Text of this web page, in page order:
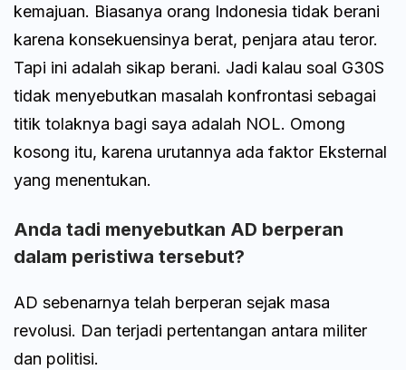
kemajuan. Biasanya orang Indonesia tidak berani
karena konsekuensinya berat, penjara atau teror.
Tapi ini adalah sikap berani. Jadi kalau soal G30S
tidak menyebutkan masalah konfrontasi sebagai
titik tolaknya bagi saya adalah NOL. Omong
kosong itu, karena urutannya ada faktor Eksternal
yang menentukan.
Anda tadi menyebutkan AD berperan
dalam peristiwa tersebut?
AD sebenarnya telah berperan sejak masa
revolusi. Dan terjadi pertentangan antara militer
dan politisi.